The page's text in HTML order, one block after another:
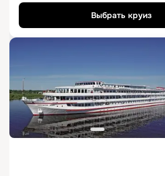
Выбрать круиз